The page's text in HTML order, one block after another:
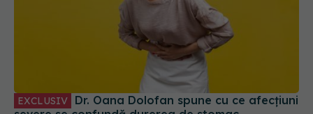
severe se confundă durerea de stomac